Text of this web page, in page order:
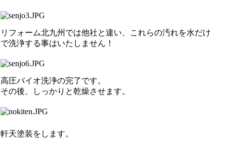
リフォーム北九州では他社と違い、これらの汚れを水だけ
で洗浄する事はいたしません！
高圧バイオ洗浄の完了です。
その後、しっかりと乾燥させます。
軒天塗装をします。